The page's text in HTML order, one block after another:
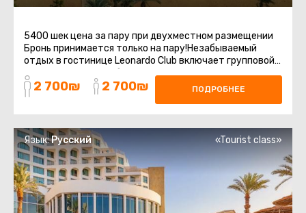
5400 шек цена за пару при двухместном размещении
Бронь принимается только на пару!Незабываемый
отдых в гостинице Leonardo Club включает групповой
трансфер с точки сбора до ...
2 700₪ 2 700₪ ПОДРОБНЕЕ
Язык:Русский «Tourist class»